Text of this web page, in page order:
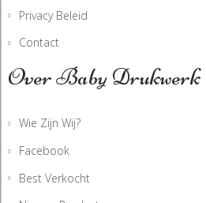
Privacy Beleid
Contact
Over Baby Drukwerk
Wie Zijn Wij?
Facebook
Best Verkocht